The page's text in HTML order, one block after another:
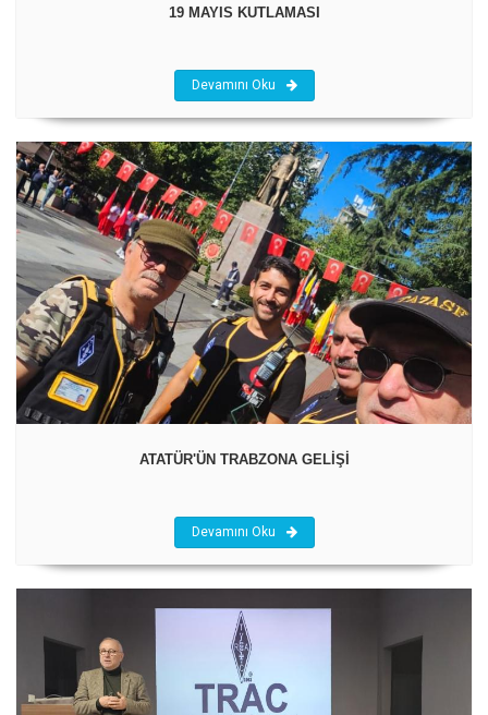
19 MAYIS KUTLAMASI
Devamını Oku
ATATÜR'ÜN TRABZONA GELİŞİ
Devamını Oku